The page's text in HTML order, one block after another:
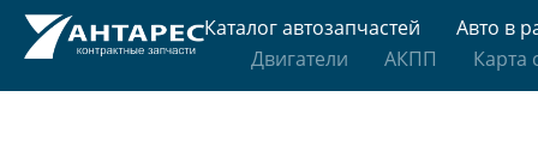
Каталог автозапчастей
Авто в
Двигатели
АКПП Карта